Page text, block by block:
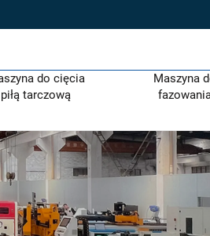
do cięcia
piłą tarczową
Maszyna